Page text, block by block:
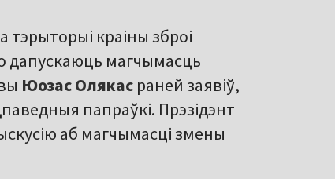
краіны зброі
дапускаюць магчымасць
Юозас Олякас раней заявіў,
папраўкі. Прэзідэнт
аб магчымасці змены